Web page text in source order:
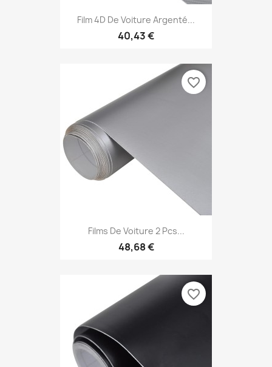
Film 4D De Voiture Argenté...
40,43 €
Films De Voiture 2 Pcs...
48,68 €
favorite_border
favorite_border